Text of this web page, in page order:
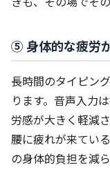
⑤ 身体的な疲労
長時間のタイピン
ります。音声入力
労感が大きく軽減
腰に疲れが来てい
の身体的負担を減